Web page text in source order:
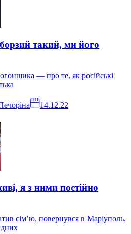
такий, ми його
— про те, як російські
14.12.22
я з ними постійно
сім’ю, повернувся в Маріуполь,